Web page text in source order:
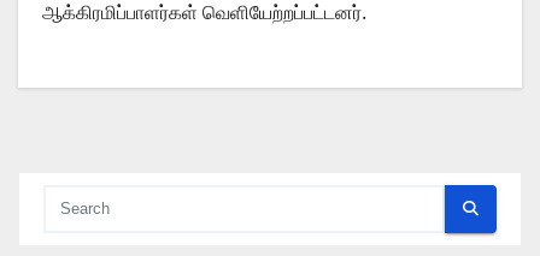
ஆக்கிரமிப்பாளர்கள் வெளியேற்றப்பட்டனர்.